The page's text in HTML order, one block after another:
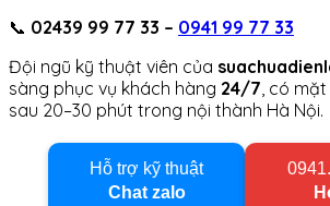
📞 02439 99 77 33 – 0941 99 77 33
Đội ngũ kỹ thuật viên của
sàng phục vụ khách hàng 24/7 , có
sau 20–30 phút trong nội thành Hà Nội.
Hỗ trợ kỹ thuật
Chat zalo